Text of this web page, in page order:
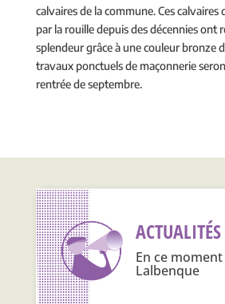
calvaires de la commune. Ces
par la rouille depuis des décennies ont
splendeur grâce à une couleur bronze
travaux ponctuels de maçonnerie
rentrée de septembre.
ACTUALITÉS
En ce moment
Lalbenque